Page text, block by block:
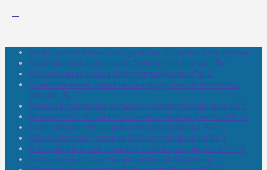
Межпоселенческая центральная районная библиотека
Амзибашевская сельская библиотека-филиал № 1
Бабаевская сельская библиотека-филиал № 2
Большекачаковская сельская модельная библиотека-
филиал № 7
Большекуразовская сельская библиотека-филиал № 3
Верхнетыхтемская сельская библиотека-филиал № 15
Калегинская сельская библиотека-филиал № 6
Калмашевская сельская библиотека-филиал № 5
Калмиябашевская сельская библиотека-филиал № 13
Калтасинская модельная детская библиотека